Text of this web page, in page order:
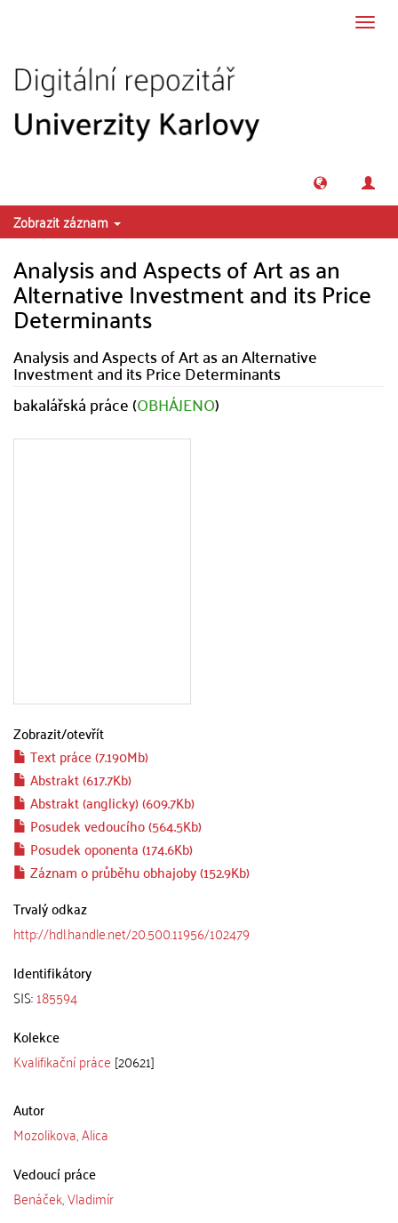
Zobrazit záznam
Analysis and Aspects of Art as an
Alternative Investment and its Price
Determinants
Analysis and Aspects of Art as an Alternative
Investment and its Price Determinants
bakalářská práce (OBHÁJENO)
Zobrazit/otevřít
Text práce (7.190Mb)
Abstrakt (617.7Kb)
Abstrakt (anglicky) (609.7Kb)
Posudek vedoucího (564.5Kb)
Posudek oponenta (174.6Kb)
Záznam o průběhu obhajoby (152.9Kb)
Trvalý odkaz
http://hdl.handle.net/20.500.11956/102479
Identifikátory
SIS:185594
Kolekce
Kvalifikační práce [20621]
Autor
Mozolikova, Alica
Vedoucí práce
Benáček, Vladimír